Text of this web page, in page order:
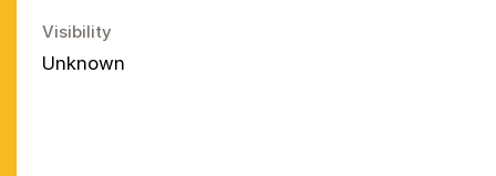
Visibility
Unknown